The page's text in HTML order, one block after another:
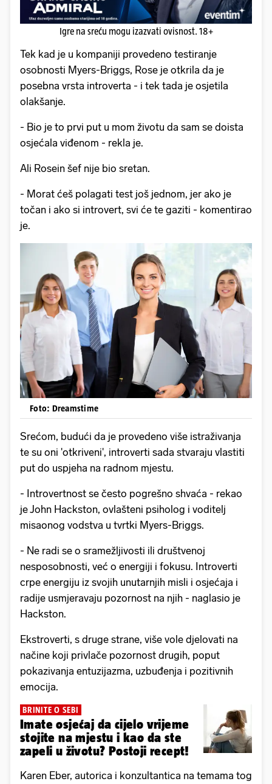
Igre na sreću mogu izazvati ovisnost. 18+
Tek kad je u kompaniji provedeno testiranje
osobnosti Myers-Briggs, Rose je otkrila da je
posebna vrsta introverta - i tek tada je osjetila
olakšanje.
- Bio je to prvi put u mom životu da sam se doista
osjećala viđenom - rekla je.
Ali Rosein šef nije bio sretan.
- Morat ćeš polagati test još jednom, jer ako je
točan i ako si introvert, svi će te gaziti - komentirao
je.
Foto: Dreamstime
Srećom, budući da je provedeno više istraživanja
te su oni 'otkriveni', introverti sada stvaraju vlastiti
put do uspjeha na radnom mjestu.
- Introvertnost se često pogrešno shvaća - rekao
je John Hackston, ovlašteni psiholog i voditelj
misaonog vodstva u tvrtki Myers-Briggs.
- Ne radi se o sramežljivosti ili društvenoj
nesposobnosti, već o energiji i fokusu. Introverti
crpe energiju iz svojih unutarnjih misli i osjećaja i
radije usmjeravaju pozornost na njih - naglasio je
Hackston.
Ekstroverti, s druge strane, više vole djelovati na
načine koji privlače pozornost drugih, poput
pokazivanja entuzijazma, uzbuđenja i pozitivnih
emocija.
BRINITE O SEBI
Imate osjećaj da cijelo vrijeme
stojite na mjestu i kao da ste
zapeli u životu? Postoji recept!
Karen Eber, autorica i konzultantica na temama tog